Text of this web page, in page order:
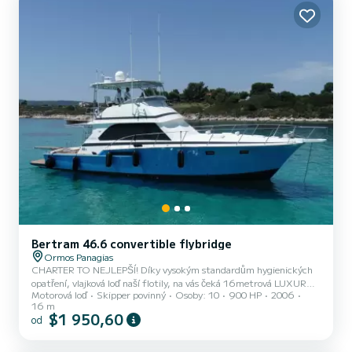
Bertram 46.6 convertible flybridge
Ormos Panagias
CHARTER TO NEJLEPŠÍ! Díky vysokým standardům hygienických
opatření, vlajková loď naší flotily, na vás čeká 16metrová LUXURY
YACHT BERTRAM! Užijte si dovolenou s naší jachtou v naprostém
soukromí a bezpečí daleko od přeplněných hotelů a pláží.
Zarezervujte si dovolenou v Řecko. JEDEN DEN UVEDENÁ CENA je
Motorová loď Skipper povinný Osoby: 10 900 HP
2006
16 m
od $1 950,60